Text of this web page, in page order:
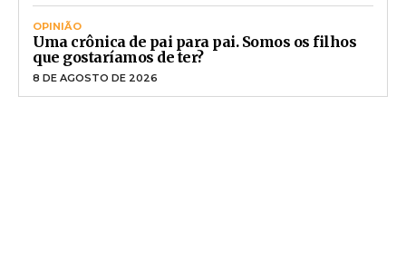
OPINIÃO
Uma crônica de pai para pai. Somos os filhos
que gostaríamos de ter?
8 DE AGOSTO DE 2026